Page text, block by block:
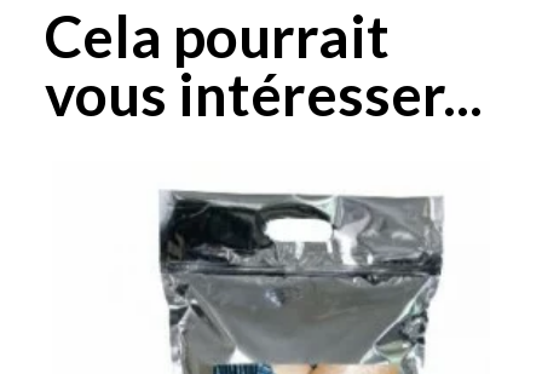
Cela pourrait
vous intéresser...